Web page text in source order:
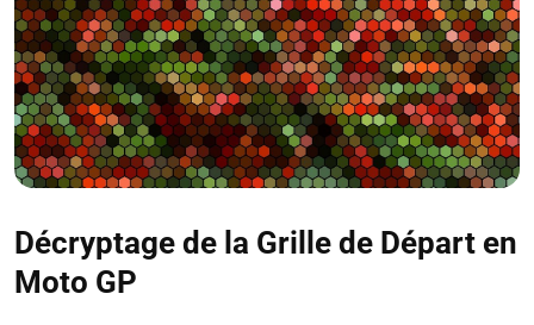
Décryptage de la Grille de Départ en
Moto GP